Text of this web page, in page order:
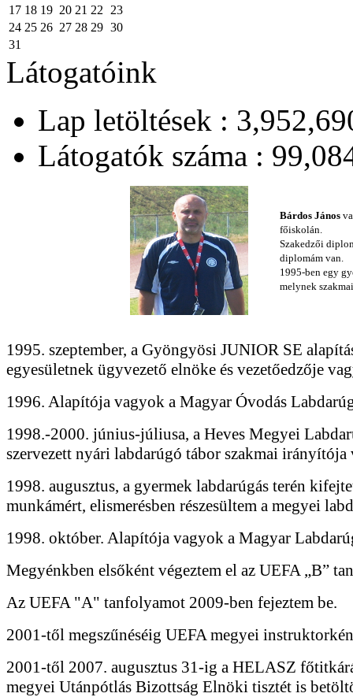
17 18 19 20 21 22
23
24 25 26 27 28 29 30
31
Látogatóink
Lap letöltések :
Látogatók száma :
Bárdos János
főiskolán.
Szakedzői
diplomám van.
1995-ben egy
melynek
1995. szeptember, a Gyöngyösi JUNIOR SE
egyesületnek ügyvezető elnöke és vezetőedzője
1996. Alapítója vagyok a Magyar Óvodás
1998.-2000. június-júliusa, a Heves Megyei
szervezett nyári labdarúgó tábor szakmai irányítója
1998. augusztus, a gyermek labdarúgás terén
munkámért, elismerésben részesültem a megyei
1998. október. Alapítója vagyok a Magyar
Megyénkben elsőként végeztem el az UEFA „B”
Az UEFA "A" tanfolyamot 2009-ben fejeztem be.
2001-től megszűnéséig UEFA megyei
2001-től 2007. augusztus 31-ig a HELASZ
megyei Utánpótlás Bizottság Elnöki tisztét is